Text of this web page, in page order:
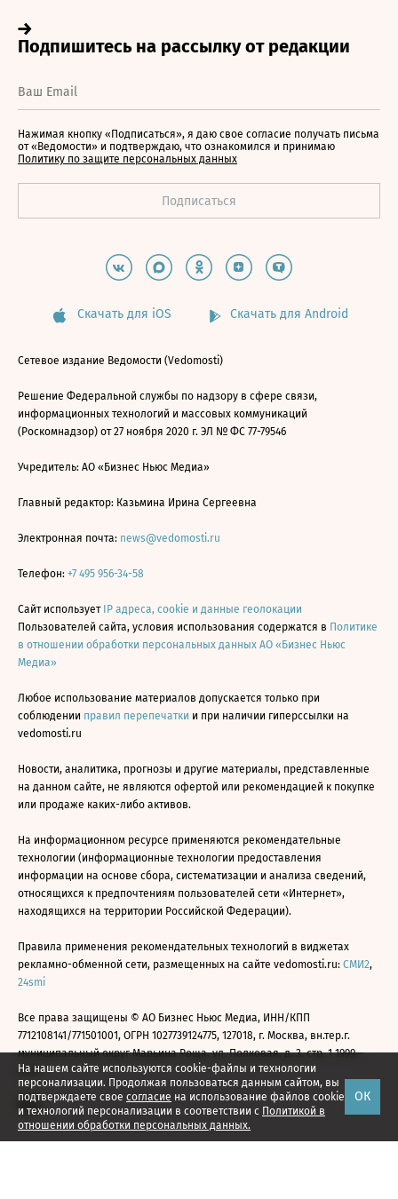
На нашем сайте используются cookie-файлы и технологии
персонализации. Продолжая пользоваться данным сайтом, вы
подтверждаете свое согласие на использование файлов cookie
и технологий персонализации в соответствии с Политикой в
отношении обработки персональных данных.
ОК
Нажимая кнопку «Подписаться», я даю свое согласие получать письма
от «Ведомости» и подтверждаю, что ознакомился и принимаю
Политику по защите персональных данных
Скачать для iOS Скачать для Android
Сетевое издание Ведомости (Vedomosti)
Решение Федеральной службы по надзору в сфере связи,
информационных технологий и массовых коммуникаций
(Роскомнадзор) от 27 ноября 2020 г. ЭЛ № ФС 77-79546
Учредитель: АО «Бизнес Ньюс Медиа»
Главный редактор: Казьмина Ирина Сергеевна
Электронная почта: news@vedomosti.ru
Телефон: +7 495 956-34-58
Сайт использует IP адреса, cookie и данные геолокации
Пользователей сайта, условия использования содержатся в Политике
в отношении обработки персональных данных АО «Бизнес Ньюс
Медиа»
Любое использование материалов допускается только при
соблюдении правил перепечатки и при наличии гиперссылки на
vedomosti.ru
Новости, аналитика, прогнозы и другие материалы, представленные
на данном сайте, не являются офертой или рекомендацией к покупке
или продаже каких-либо активов.
На информационном ресурсе применяются рекомендательные
технологии (информационные технологии предоставления
информации на основе сбора, систематизации и анализа сведений,
относящихся к предпочтениям пользователей сети «Интернет»,
находящихся на территории Российской Федерации).
Правила применения рекомендательных технологий в виджетах
рекламно-обменной сети, размещенных на сайте vedomosti.ru: СМИ2,
24smi
Все права защищены © АО Бизнес Ньюс Медиа, ИНН/КПП
7712108141/771501001, ОГРН 1027739124775, 127018, г. Москва, вн.тер.г.
муниципальный округ Марьина Роща, ул. Полковая, д. 3, стр. 1 1999—
2026